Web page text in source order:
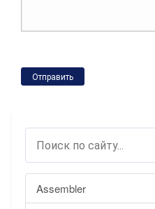
Assembler
Отправить